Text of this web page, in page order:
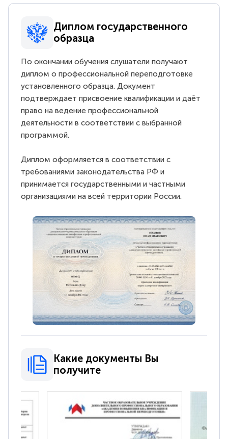
Диплом государственного
образца
По окончании обучения слушатели получают
диплом о профессиональной переподготовке
установленного образца. Документ
подтверждает присвоение квалификации и даёт
право на ведение профессиональной
деятельности в соответствии с выбранной
программой.
Диплом оформляется в соответствии с
требованиями законодательства РФ и
принимается государственными и частными
организациями на всей территории России.
Какие документы Вы
получите